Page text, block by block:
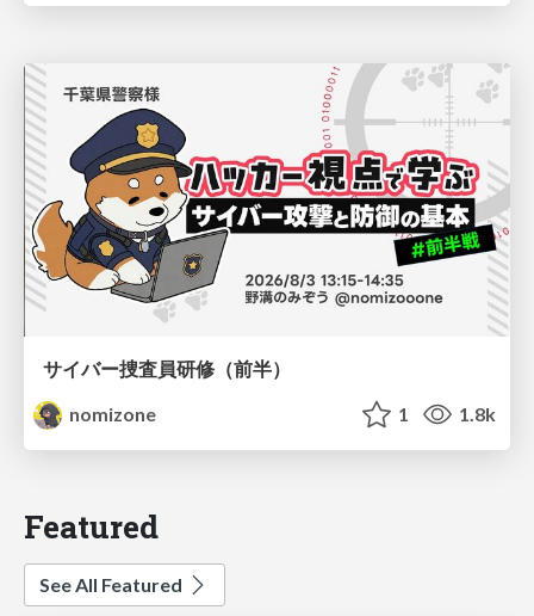
サイバー捜査員研修（前半）
nomizone
1 1.8k
Featured
See All Featured